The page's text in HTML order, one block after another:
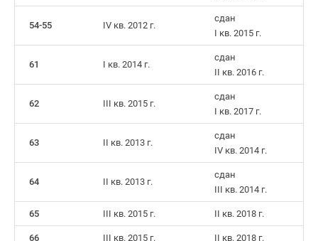
54-55 IV кв. 2012 г.
сдан
I кв. 2015 г.
61 I кв. 2014 г.
сдан
II кв. 2016 г.
62 III кв. 2015 г.
сдан
I кв. 2017 г.
63 II кв. 2013 г.
сдан
IV кв. 2014 г.
64 II кв. 2013 г.
cдан
III кв. 2014 г.
65 III кв. 2015 г. II кв. 2018 г.
66 III кв. 2015 г. II кв. 2018 г.